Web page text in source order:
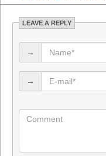
LEAVE A REPLY
→
→